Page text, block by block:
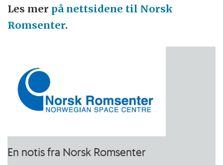
Les mer på nettsidene til Norsk
Romsenter.
En notis fra Norsk Romsenter